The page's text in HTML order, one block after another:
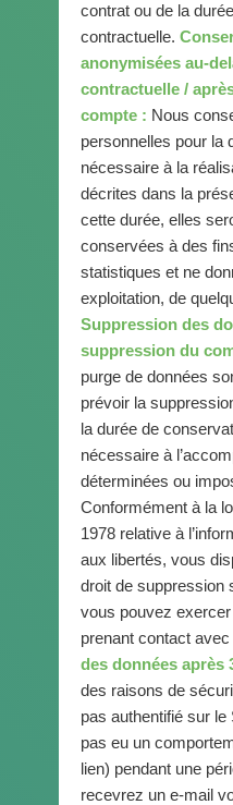
contrat ou de la
contractuelle.
anonymisées au-
contractuelle /
compte : Nous
personnelles pour la
nécessaire à la
décrites dans la
cette durée, elles
conservées à des
statistiques et ne
exploitation, de
Suppression des
suppression du
purge de données
prévoir la
la durée de
nécessaire à
déterminées ou
Conformément à la
1978 relative à
aux libertés, vous
droit de suppression
vous pouvez
prenant contact avec
des données après
des raisons de
pas authentifié sur le
pas eu un
lien) pendant une
recevrez un e-mail